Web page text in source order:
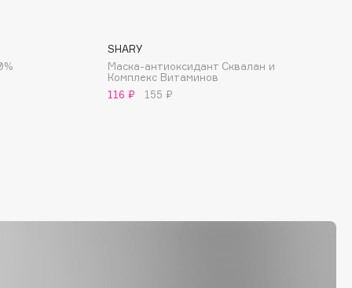
SHARY
Маска-антиоксидант Сквалан и
Комплекс Витаминов
116 ₽
155 ₽